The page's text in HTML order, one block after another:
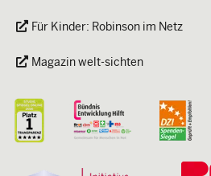
Für Kinder: Robinson im Netz
Magazin welt-sichten